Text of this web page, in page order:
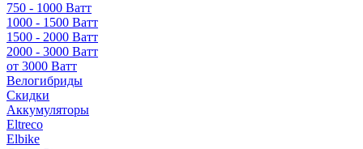
750 - 1000 Ватт
1000 - 1500 Ватт
1500 - 2000 Ватт
2000 - 3000 Ватт
от 3000 Ватт
Велогибриды
Скидки
Аккумуляторы
Eltreco
Elbike